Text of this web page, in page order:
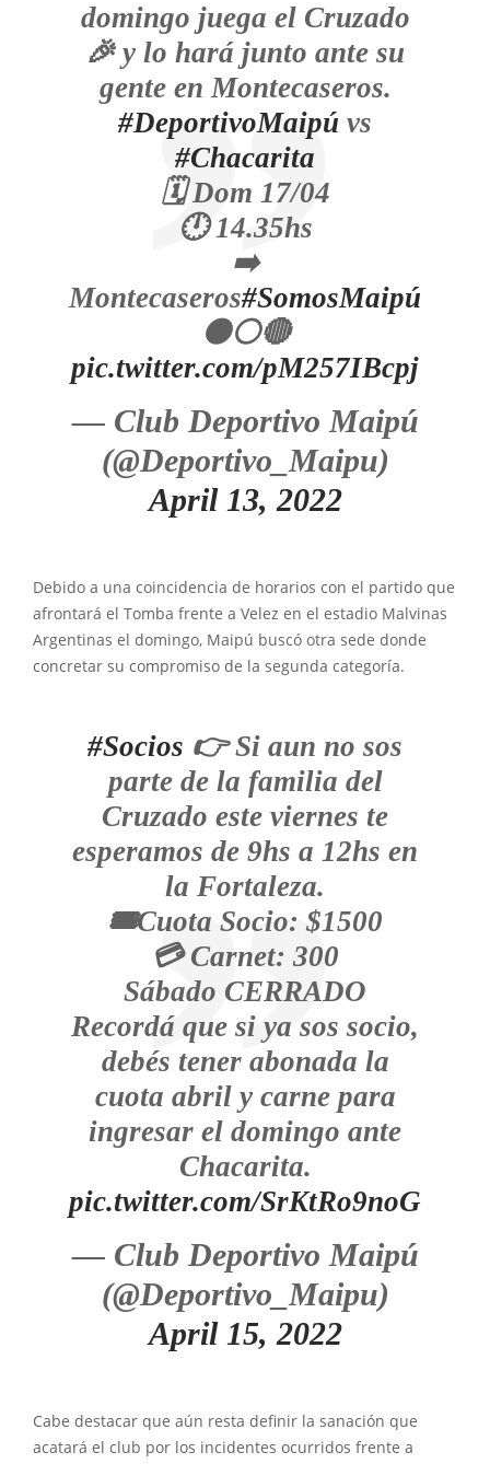
domingo juega el Cruzado
🎉 y lo hará junto ante su
gente en Montecaseros.
#DeportivoMaipú vs
#Chacarita
🗓️ Dom 17/04
🕛 14.35hs
➡️
Montecaseros#SomosMaipú
⚫⚪🔴
pic.twitter.com/pM257IBcpj
— Club Deportivo Maipú
(@Deportivo_Maipu)
April 13, 2022
Debido a una coincidencia de horarios con el partido que
afrontará el Tomba frente a Velez en el estadio Malvinas
Argentinas el domingo, Maipú buscó otra sede donde
concretar su compromiso de la segunda categoría.
#Socios 👉 Si aun no sos
parte de la familia del
Cruzado este viernes te
esperamos de 9hs a 12hs en
la Fortaleza.
🎟️Cuota Socio: $1500
💳 Carnet: 300
Sábado CERRADO
Recordá que si ya sos socio,
debés tener abonada la
cuota abril y carne para
ingresar el domingo ante
Chacarita.
pic.twitter.com/SrKtRo9noG
— Club Deportivo Maipú
(@Deportivo_Maipu)
April 15, 2022
Cabe destacar que aún resta definir la sanación que
acatará el club por los incidentes ocurridos frente a